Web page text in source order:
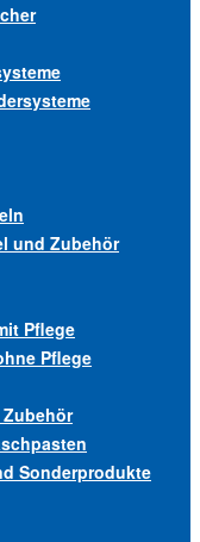
und Zubehör
Pflege
Pflege
Sonderprodukte